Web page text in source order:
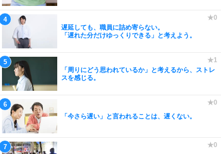
遅延しても、職員に詰め寄らない。
「遅れた分だけゆっくりできる」と考えよう。
「周りにどう思われているか」と考えるから、ストレ
スを感じる。
「今さら遅い」と言われることは、遅くない。